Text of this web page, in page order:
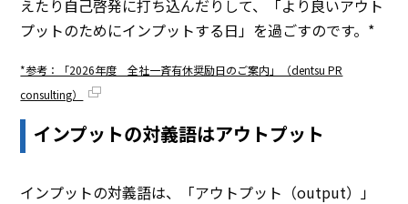
えたり自己啓発に打ち込んだりして、「より良いアウト
プットのためにインプットする日」を過ごすのです。*
*参考：「2026年度 全社一斉有休奨励日のご案内」（dentsu PR
consulting）
インプットの対義語はアウトプット
インプットの対義語は、「アウトプット（output）」